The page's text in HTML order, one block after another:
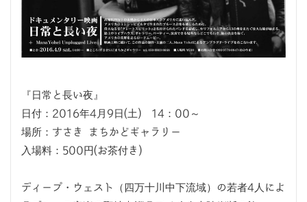
『日常と長い夜』
日付：2016年4月9日(土) 14：00～
場所：すさき まちかどギャラリー
入場料：500円(お茶付き)
ディープ・ウェスト（四万十川中下流域）の若者4人によ